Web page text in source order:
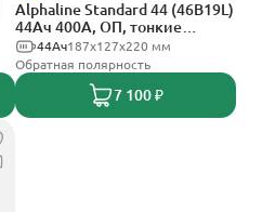
Alphaline Standard 44 (46B19L)
44Ач 400А, ОП, тонкие
клеммы187x127х220 мм
44Ач
Обратная полярность
7 100 ₽